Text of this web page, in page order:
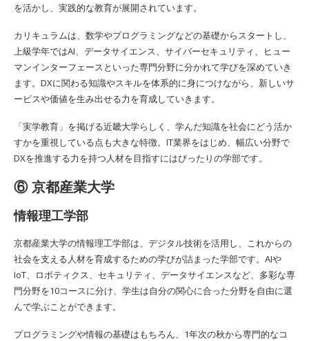
を活かし、実践的な教育が展開されています。
カリキュラムは、数学やプログラミングなどの基礎からスタートし、
上級学年ではAI、データサイエンス、サイバーセキュリティ、ヒュー
マンインターフェースといった専門分野に分かれて学びを深めていき
ます。DXに関わる知識やスキルを体系的に身につけながら、新しいサ
ービスや価値を生み出せる力を育成していきます。
「実学教育」を掲げる近畿大学らしく、学んだ知識を社会にどう活か
すかを重視している点も大きな特徴。IT業界をはじめ、幅広い分野で
DXを推進する力を持つ人材を目指すにはぴったりの学部です。
⑥ 京都産業大学
情報理工学部
京都産業大学の情報理工学部は、デジタル技術を活用し、これからの
社会を支える人材を育成するための学びが詰まった学部です。AIや
IoT、ロボティクス、セキュリティ、データサイエンスなど、多彩な専
門分野を10コースに分け、学生は自分の関心に合った分野を自由に選
んで学ぶことができます。
プログラミングや情報の基礎はもちろん、1年次の秋から専門的なコ